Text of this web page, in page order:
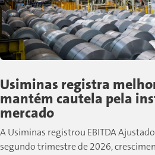
Usiminas registra
mantém cautela pela
mercado
A Usiminas registrou EBITDA
segundo trimestre de 2026,